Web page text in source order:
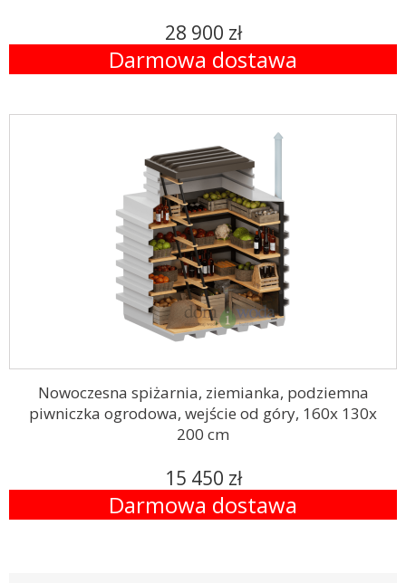
28 900 zł
Darmowa dostawa
Nowoczesna spiżarnia, ziemianka, podziemna
piwniczka ogrodowa, wejście od góry, 160x 130x
200 cm
15 450 zł
Darmowa dostawa